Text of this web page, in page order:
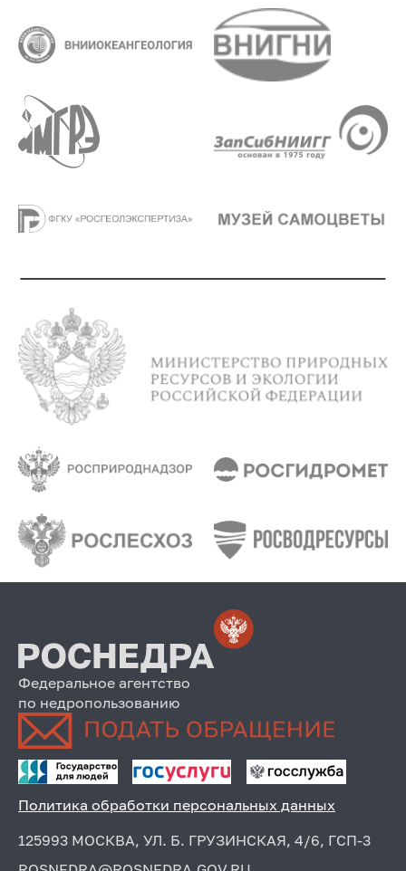
Федеральное агентство
по недропользованию
Политика обработки персональных данных
125993 МОСКВА, УЛ. Б. ГРУЗИНСКАЯ, 4/6, ГСП-3